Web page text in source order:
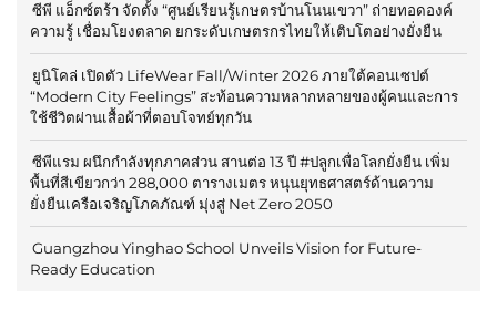
ซีพี แอ็กซ์ตร้า จัดตั้ง “ศูนย์เรียนรู้เกษตรบ้านโนนเขวา” ถ่ายทอดองค์
ความรู้ เชื่อมโยงตลาด ยกระดับเกษตรกรไทยให้เติบโตอย่างยั่งยืน
ยูนิโคล่ เปิดตัว LifeWear Fall/Winter 2026 ภายใต้คอนเซปต์
“Modern City Feelings” สะท้อนความหลากหลายของผู้คนและการ
ใช้ชีวิตผ่านเสื้อผ้าที่ตอบโจทย์ทุกวัน
ซีพีแรม ผนึกกำลังทุกภาคส่วน สานต่อ 13 ปี #ปลูกเพื่อโลกยั่งยืน เพิ่ม
พื้นที่สีเขียวกว่า 288,000 ตารางเมตร หนุนยุทธศาสตร์ด้านความ
ยั่งยืนเครือเจริญโภคภัณฑ์ มุ่งสู่ Net Zero 2050
Guangzhou Yinghao School Unveils Vision for Future-
Ready Education